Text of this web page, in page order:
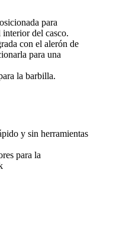
para
del casco.
con el alerón de
para una
la barbilla.
y sin herramientas
para la